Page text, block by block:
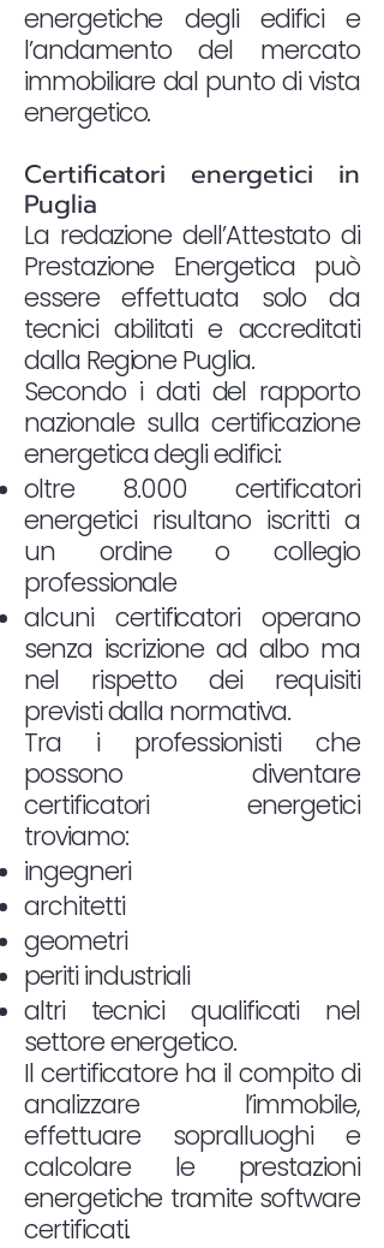
energetiche degli edifici e
l’andamento del mercato
immobiliare dal punto di vista
energetico.
Certificatori energetici in
Puglia
La redazione dell’Attestato di
Prestazione Energetica può
essere effettuata solo da
tecnici abilitati e accreditati
dalla Regione Puglia.
Secondo i dati del rapporto
nazionale sulla certificazione
energetica degli edifici:
oltre 8.000 certificatori
energetici risultano iscritti a
un ordine o collegio
professionale
alcuni certificatori operano
senza iscrizione ad albo ma
nel rispetto dei requisiti
previsti dalla normativa.
Tra i professionisti che
possono diventare
certificatori energetici
troviamo:
ingegneri
architetti
geometri
periti industriali
altri tecnici qualificati nel
settore energetico.
Il certificatore ha il compito di
analizzare l’immobile,
effettuare sopralluoghi e
calcolare le prestazioni
energetiche tramite software
certificati.